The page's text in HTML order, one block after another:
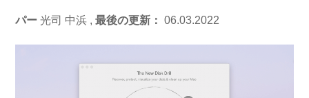
パー 光司 中浜 ,最後の更新：06.03.2022